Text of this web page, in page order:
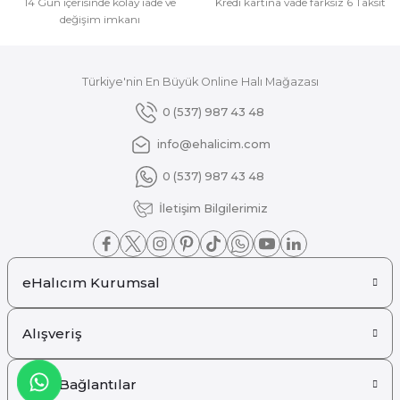
Gönder
değişim imkanı
Türkiye'nin En Büyük Online Halı Mağazası
0 (537) 987 43 48
info@ehalicim.com
0 (537) 987 43 48
İletişim Bilgilerimiz
eHalıcım Kurumsal
Alışveriş
Hızlı Bağlantılar